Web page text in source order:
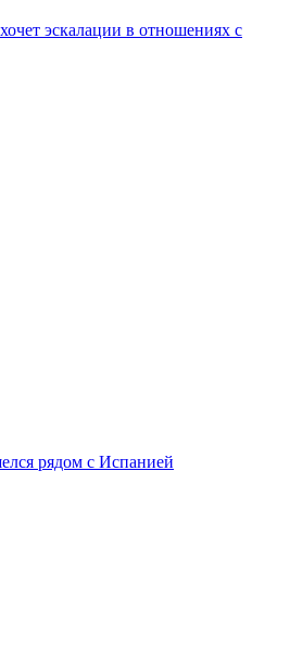
эскалации в отношениях с
рядом с Испанией